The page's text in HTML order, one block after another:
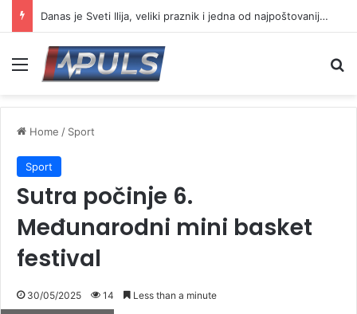
Danas je Sveti Ilija, veliki praznik i jedna od najpoštovanijih slava
Menu
Home / Sport
Sport
Sutra počinje 6.
Međunarodni mini basket
festival
30/05/2025 14 Less than a minute